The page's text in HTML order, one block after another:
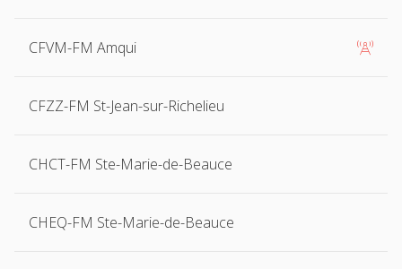
CFVM-FM Amqui 
CFZZ-FM St-Jean-sur-Richelieu
CHCT-FM Ste-Marie-de-Beauce
CHEQ-FM Ste-Marie-de-Beauce